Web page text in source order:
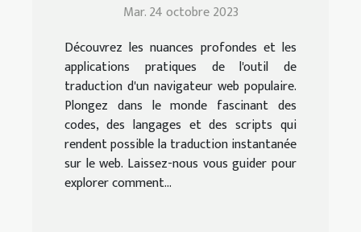
Chrome | Education.fr
Mar. 24 octobre 2023
Découvrez les nuances profondes et les
applications pratiques de l'outil de
traduction d'un navigateur web populaire.
Plongez dans le monde fascinant des
codes, des langages et des scripts qui
rendent possible la traduction instantanée
sur le web. Laissez-nous vous guider pour
explorer comment...